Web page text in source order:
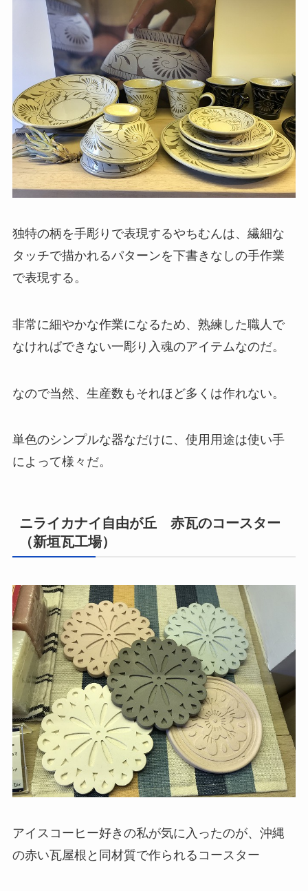
独特の柄を手彫りで表現するやちむんは、繊細な
タッチで描かれるパターンを下書きなしの手作業
で表現する。
非常に細やかな作業になるため、熟練した職人で
なければできない一彫り入魂のアイテムなのだ。
なので当然、生産数もそれほど多くは作れない。
単色のシンプルな器なだけに、使用用途は使い手
によって様々だ。
ニライカナイ自由が丘 赤瓦のコースター
（新垣瓦工場）
アイスコーヒー好きの私が気に入ったのが、沖縄
の赤い瓦屋根と同材質で作られるコースター